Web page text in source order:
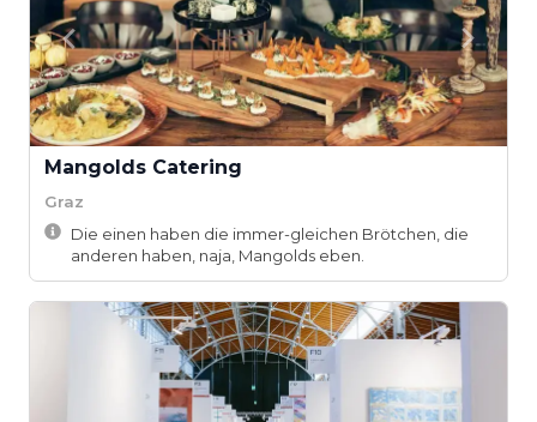
Mangolds Catering
Graz
Die einen haben die immer-gleichen Brötchen, die
anderen haben, naja, Mangolds eben.